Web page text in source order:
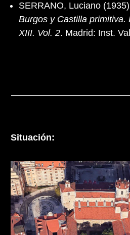
SERRANO, Luciano
Burgos y Castilla primitiva.
XIII. Vol. 2. Madrid: Inst.
Situación: